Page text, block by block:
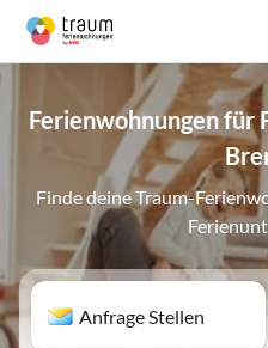
Ferienwohnungen für
Finde deine Traum-
Anfrage Stellen